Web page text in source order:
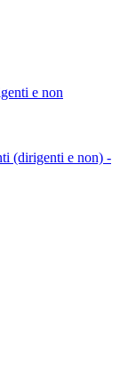
e non
(dirigenti e non) -